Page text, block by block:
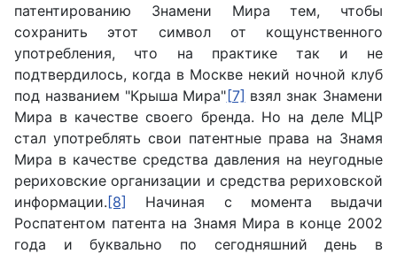
патентированию Знамени Мира тем, чтобы
сохранить этот символ от кощунственного
употребления, что на практике так и не
подтвердилось, когда в Москве некий ночной клуб
под названием "Крыша Мира"[7] взял знак Знамени
Мира в качестве своего бренда. Но на деле МЦР
стал употреблять свои патентные права на Знамя
Мира в качестве средства давления на неугодные
рериховские организации и средства рериховской
информации.[8] Начиная с момента выдачи
Роспатентом патента на Знамя Мира в конце 2002
года и буквально по сегодняшний день в